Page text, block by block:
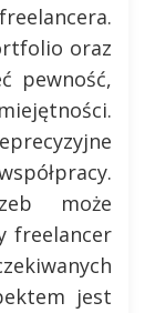
oraz
pewność,
może
freelancer
jest